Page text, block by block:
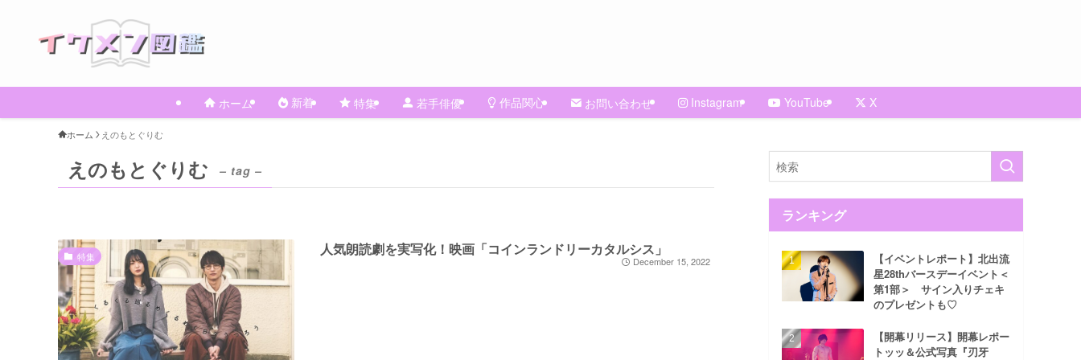
ホーム 新着 特集 若手俳優 作品関心 お問い合わせ Instagram YouTube X
ホーム えのもとぐりむ
えのもとぐりむ – tag –
特集 人気朗読劇を実写化！映画「コインランドリーカタルシス」
December 15, 2022
ランキング
【イベントレポート】北出流
星28thバースデーイベント＜
第1部＞ サイン入りチェキ
のプレゼントも♡
【開幕リリース】開幕レポー
トッッ＆公式写真『刃牙